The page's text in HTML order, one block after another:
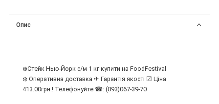
Опис
❄️Стейк Нью-Йорк с/м 1 кг купити на FoodFestival
❄️ Оперативна доставка ✈ Гарантія якості ☑ Ціна
413.00грн.! Телефонуйте ☎: (093)067-39-70